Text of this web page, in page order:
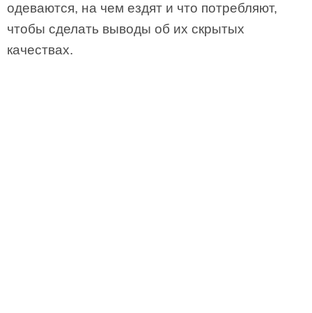
одеваются, на чем ездят и что потребляют,
чтобы сделать выводы об их скрытых
качествах.